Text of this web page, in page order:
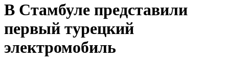
В Стамбуле представили
первый турецкий
электромобиль